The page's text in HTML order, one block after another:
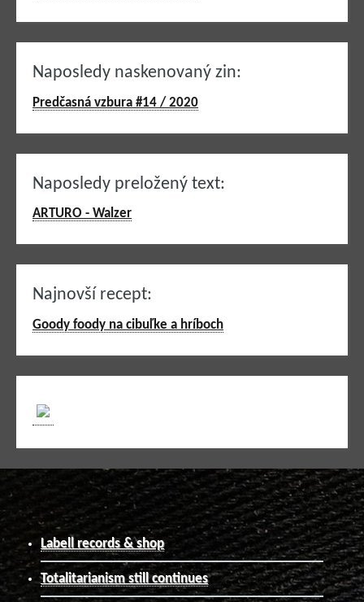
Naposledy naskenovaný zin:
Predčasná vzbura #14 / 2020
Naposledy preložený text:
ARTURO - Walzer
Najnovší recept:
Goody foody na cibuľke a hríboch
Labell records & shop
Totalitarianism still continues